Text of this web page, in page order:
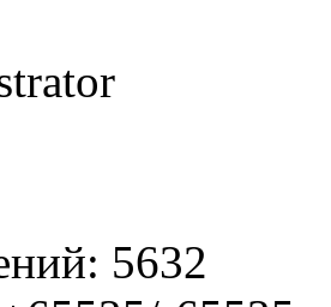
5632